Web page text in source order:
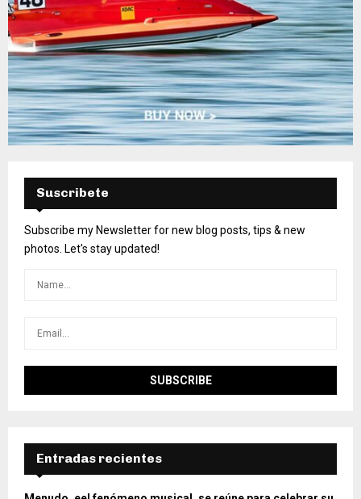
Suscribete
Subscribe my Newsletter for new blog posts, tips & new
photos. Let's stay updated!
Entradas recientes